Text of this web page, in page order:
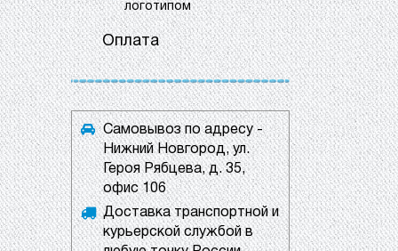
логотипом
Оплата
Самовывоз по адресу -
Нижний Новгород, ул.
Героя Рябцева, д. 35,
офис 106
Доставка транспортной и
курьерской службой в